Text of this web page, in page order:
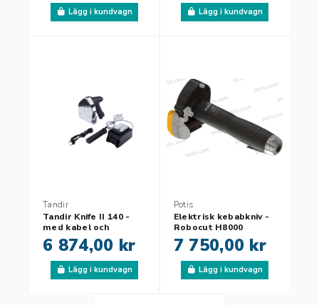
Lägg i kundvagn Lägg i kundvagn
Tandir
Tandir Knife II 140 -
med kabel och
transformator
6 874,00 kr
Lägg i kundvagn
Potis
Elektrisk kebabkniv -
Robocut H8000
7 750,00 kr
Lägg i kundvagn